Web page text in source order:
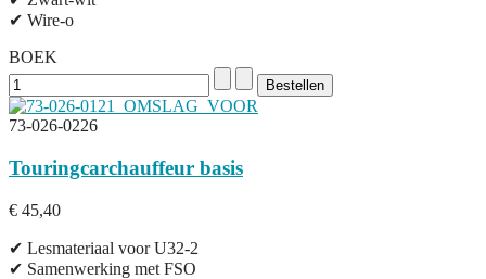
✔ Wire-o
BOEK
73-026-0226
Touringcarchauffeur basis
€ 45,40
✔ Lesmateriaal voor U32-2
✔ Samenwerking met FSO